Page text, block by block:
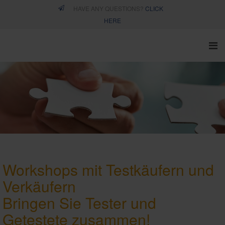
CLICK
HERE
Workshops mit Testkäufern und
Verkäufern
Bringen Sie Tester und
Getestete zusammen!